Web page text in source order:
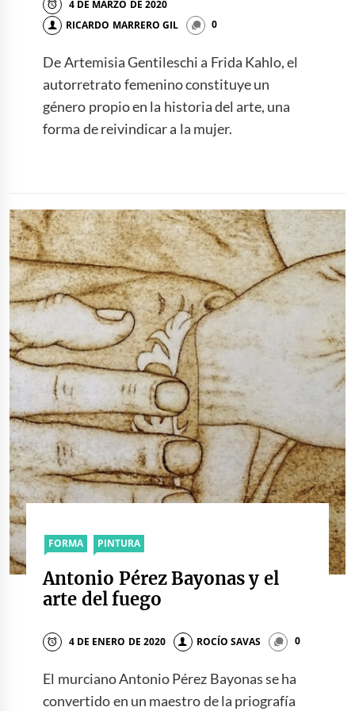
4 DE MARZO DE 2020
RICARDO MARRERO GIL
0
De Artemisia Gentileschi a Frida Kahlo, el
autorretrato femenino constituye un
género propio en la historia del arte, una
forma de reivindicar a la mujer.
FORMA PINTURA
Antonio Pérez Bayonas y el
arte del fuego
4 DE ENERO DE 2020 ROCÍO SAVAS 0
El murciano Antonio Pérez Bayonas se ha
convertido en un maestro de la priografía